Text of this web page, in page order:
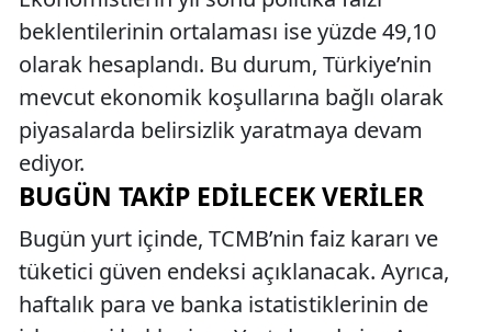
beklentilerinin ortalaması ise yüzde 49,10
olarak hesaplandı. Bu durum, Türkiye’nin
mevcut ekonomik koşullarına bağlı olarak
piyasalarda belirsizlik yaratmaya devam
ediyor.
BUGÜN TAKIP EDILECEK VERILER
Bugün yurt içinde, TCMB’nin faiz kararı ve
tüketici güven endeksi açıklanacak. Ayrıca,
haftalık para ve banka istatistiklerinin de